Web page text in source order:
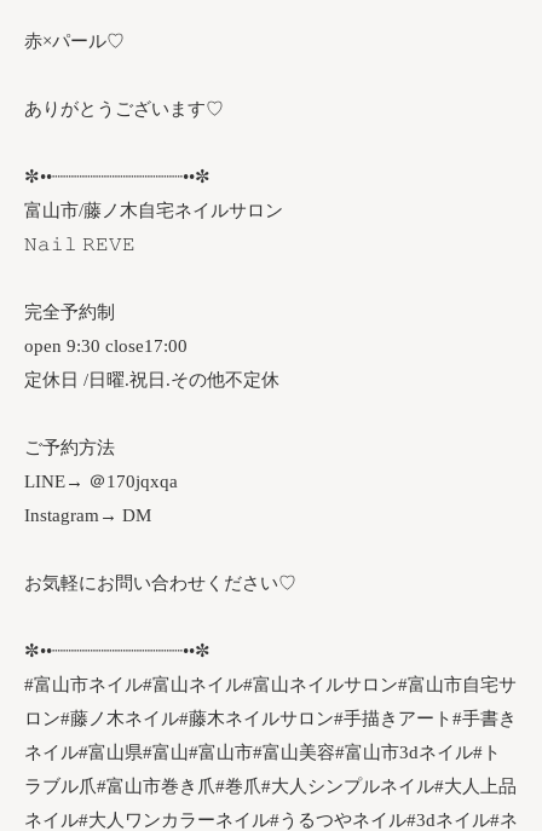
赤×パール♡
ありがとうございます♡
✼••┈┈┈┈┈┈┈┈┈┈┈┈••✼
富山市/藤ノ木自宅ネイルサロン
𝙽𝚊𝚒𝚕 𝚁𝙴𝚅𝙴
完全予約制
open 9:30 close17:00
定休日 /日曜.祝日.その他不定休
ご予約方法
LINE→ ＠170jqxqa
Instagram→ DM
お気軽にお問い合わせください♡
✼••┈┈┈┈┈┈┈┈┈┈┈┈••✼
#富山市ネイル#富山ネイル#富山ネイルサロン#富山市自宅サ
ロン#藤ノ木ネイル#藤木ネイルサロン#手描きアート#手書き
ネイル#富山県#富山#富山市#富山美容#富山市3dネイル#ト
ラブル爪#富山市巻き爪#巻爪#大人シンプルネイル#大人上品
ネイル#大人ワンカラーネイル#うるつやネイル#3dネイル#ネ